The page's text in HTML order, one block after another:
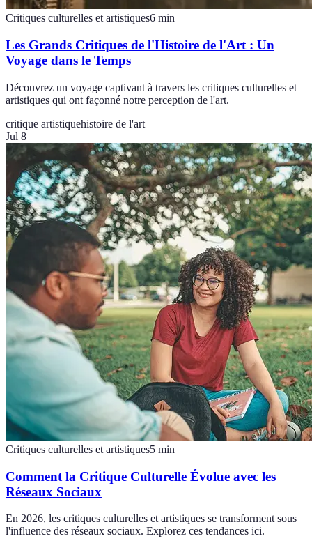
Critiques culturelles et artistiques6 min
Les Grands Critiques de l'Histoire de l'Art : Un
Voyage dans le Temps
Découvrez un voyage captivant à travers les critiques culturelles et
artistiques qui ont façonné notre perception de l'art.
critique artistiquehistoire de l'art
Jul 8
Critiques culturelles et artistiques5 min
Comment la Critique Culturelle Évolue avec les
Réseaux Sociaux
En 2026, les critiques culturelles et artistiques se transforment sous
l'influence des réseaux sociaux. Explorez ces tendances ici.